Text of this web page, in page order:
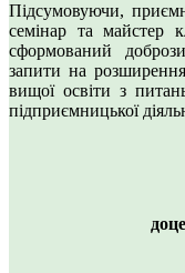
Підсумовуючи,
семінар та майстер
сформований
запити на розширення
вищої освіти з
підприємницької